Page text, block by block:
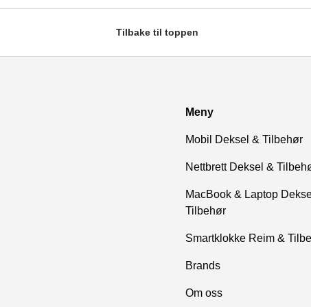
Tilbake til toppen
Meny
Mobil Deksel & Tilbehør
Nettbrett Deksel &
MacBook & Laptop
Tilbehør
Smartklokke Reim &
Brands
Om oss